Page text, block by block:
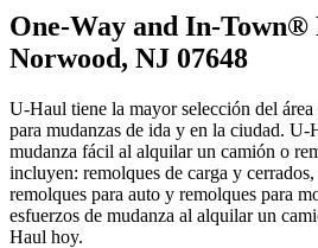
One-Way and In-Town®
Norwood, NJ 07648
U-Haul tiene la mayor selección del
para mudanzas de ida y en la ciudad. U-
mudanza fácil al alquilar un camión o
incluyen: remolques de carga y
remolques para auto y remolques para
esfuerzos de mudanza al alquilar un
Haul hoy.